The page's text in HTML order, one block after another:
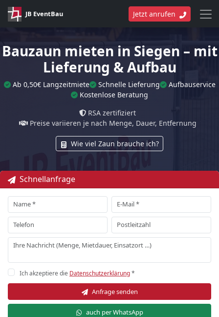
JB EventBau Jetzt anrufen
Bauzaun mieten in Siegen – mit
Lieferung & Aufbau
Ab 0,50€ Langzeitmiete Schnelle Lieferung
Aufbauservice
Kostenlose Beratung
RSA zertifiziert
Preise variieren je nach Menge, Dauer, Entfernung
Wie viel Zaun brauche ich?
Schnellanfrage
Ich akzeptiere die Datenschutzerklärung*
Anfrage senden
auch per WhatsApp